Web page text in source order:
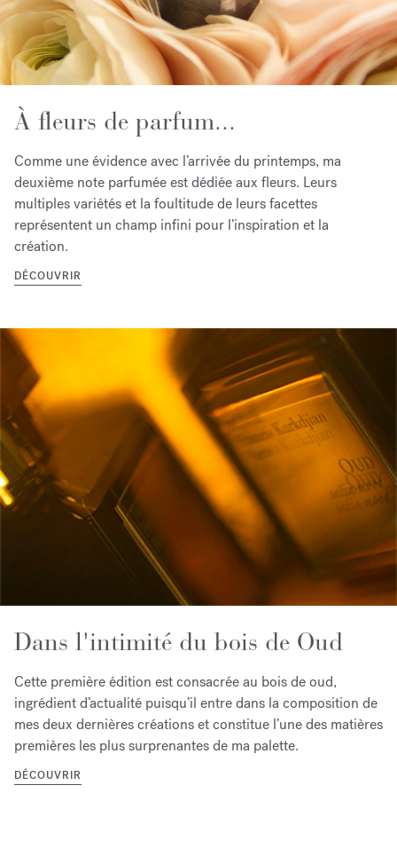
À fleurs de parfum...
Comme une évidence avec l’arrivée du printemps, ma
deuxième note parfumée est dédiée aux fleurs. Leurs
multiples variétés et la foultitude de leurs facettes
représentent un champ infini pour l’inspiration et la
création.
DÉCOUVRIR
Dans l'intimité du bois de Oud
Cette première édition est consacrée au bois de oud,
ingrédient d’actualité puisqu’il entre dans la composition de
mes deux dernières créations et constitue l’une des matières
premières les plus surprenantes de ma palette.
DÉCOUVRIR